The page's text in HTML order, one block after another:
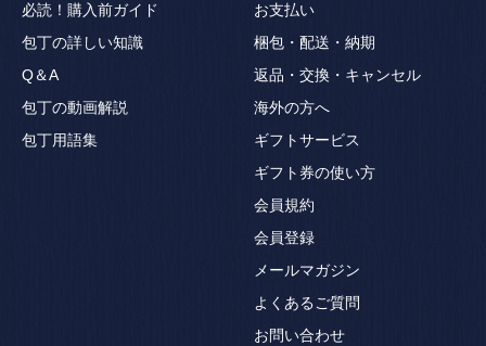
必読！購入前ガイド
包丁の詳しい知識
Q＆A
包丁の動画解説
包丁用語集
お支払い
梱包・配送・納期
返品・交換・キャンセル
海外の方へ
ギフトサービス
ギフト券の使い方
会員規約
会員登録
メールマガジン
よくあるご質問
お問い合わせ